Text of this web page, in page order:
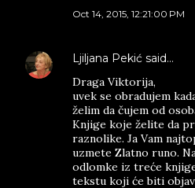
Oct 14, 2015, 12:21:00 PM
Ljiljana Pekić said…
Draga Viktorija,
uvek se obradujem
želim da čujem od
Knjige koje želite da
raznolike. Ja Vam
uzmete Zlatno runo.
odlomke iz treće
tekstu koji će biti